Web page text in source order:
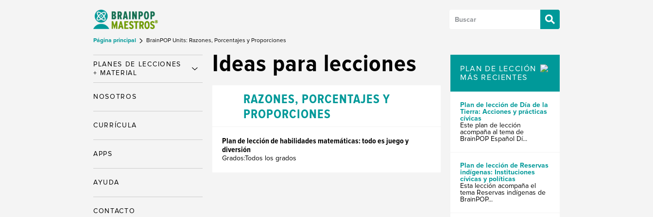
Página principal BrainPOP Units: Razones, Porcentajes y Proporciones
Ideas para lecciones
RAZONES, PORCENTAJES Y
PROPORCIONES
Plan de lección de habilidades matemáticas: todo es juego y
diversión
Grados:Todos los grados
PLAN DE LECCIÓN
MÁS RECIENTES
Plan de lección de Día de la
Tierra: Acciones y prácticas
cívicas
Este plan de lección
acompaña al tema de
BrainPOP Español Dí...
Plan de lección de Reservas
indígenas: Instituciones
cívicas y políticas
Esta lección acompaña el
tema Reservas indígenas de
BrainPOP...
PLANES DE LECCIONES
+ MATERIAL
NOSOTROS
CURRÍCULA
APPS
AYUDA
CONTACTO